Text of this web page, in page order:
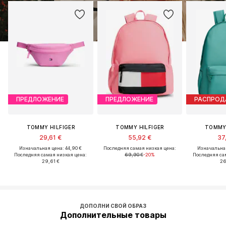
ПРЕДЛОЖЕНИЕ
TOMMY HILFIGER
29,61 €
Изначальная цена: 44,90 €
Последняя самая низкая цена:
29,61 €
ПРЕДЛОЖЕНИЕ
TOMMY HILFIGER
55,92 €
Последняя самая низкая цена:
69,90 €-20%
Последняя
ДОПОЛНИ СВОЙ ОБРАЗ
Дополнительные товары